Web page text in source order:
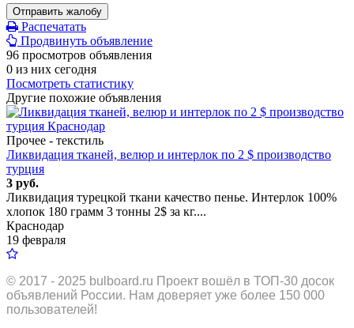
Отправить жалобу
Распечатать
Продвинуть объявление
96 просмотров объявления
0 из них сегодня
Посмотреть статистику
Другие похожие объявления
Прочее - текстиль
Ликвидация тканей, велюр и интерлок по 2 $ производство
турция
3 руб.
Ликвидация турецкой ткани качество пенье. Интерлок 100%
хлопок 180 грамм 3 тонны 2$ за кг....
Краснодар
19 февраля
© 2017 - 2025 bulboard.ru Проект вошёл в ТОП-30 досок
объявлений России. Нам доверяет уже более 150 000
пользователей!